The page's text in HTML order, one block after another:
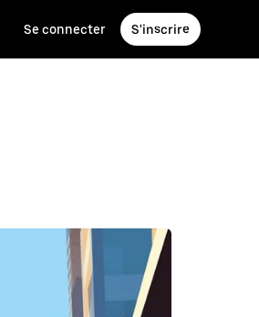
Se connecter S'inscrire